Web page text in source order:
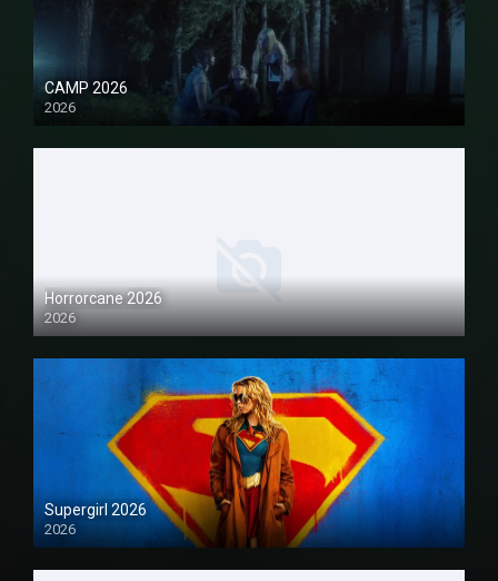
CAMP 2026
2026
1080P
Horrorcane 2026
2026
1080P
Supergirl 2026
2026
1080P